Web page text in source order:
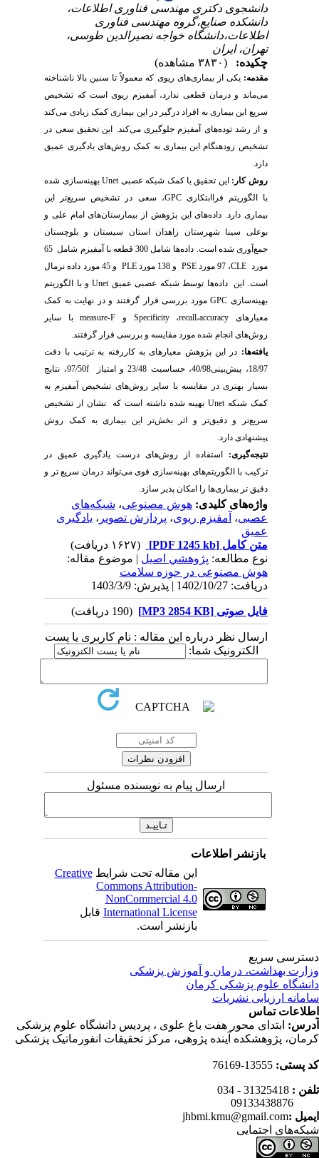
دانشجوی دکتری مهندسی فناوری اطلاعات،
دانشکده صنایع،گروه مهندسی فناوری
اطلاعات،دانشگاه خواجه نصیرالدین طوسی،
تهران، ایران
چکیده:
مقدمه:یکی از بیماری‌های ریوی که معمولاً تا سنین بالا ناشناخته
می‌ماند و درمان قطعی ندارد، آمفیزم ریوی است که تشخیص
سریع این بیماری به افراد درگیر در این بیماری کمک زیادی می‌کند
و از رشد توده‌های آمفیزم جلوگیری می‌کند. این تحقیق سعی در
تشخیص زودهنگام این بیماری به کمک روش‌های یادگیری عمیق
دارد.
روش کار: این تحقیق با کمک شبکه عصبیUnet بهینه‌سازی شده
با الگوریتم فراابتکاریGPC، سعی در تشخیص سریع تر این
بیماری دارد. داده‌های این پژوهش از بیمارستان‌های امام علی و
بوعلی سینا شهرستان زاهدان استان سیستان و بلوچستان
جمع‌آوری شده است. داده‌ها شامل 300 قطعه با آمفیزم شامل 65
مورد CLE، 97 مورد PSE و 138 مورد PLE
و 45 مورد داده نرمال
است. این داده‌ها توسط شبکه عصبی عمیقUnetو با الگوریتم
بهینه‌سازیGPCمورد بررسی قرار گرفتند و در نهایت به کمک
معیارهایaccuracy،recall، Specificity و -
measure
با سایر
روش‌های انجام شده مورد مقایسه و بررسی قرار گرفتند.
یافته‌ها: در این پژوهش معیارهای به کاررفته به ترتیب با دقت
18/97، پیش‌بینی40/98، حساسیت 23/48 و امتیاز
f
97/50‌، نتایج
بسیار بهتری در مقایسه با سایر روش‌های تشخیص آمفیزم به
کمک شبکهUnet بهینه شده داشته است که نشان از تشخیص
سریع تر و دقیقتر و اثر بخش‌تر این بیماری به کمک روش
پیشنهادی دارد.
نتیجه‌گیری: استفاده از روش‌های درست یادگیری عمیق در
ترکیب با الگوریتم‌های بهینه‌سازی قوی می‌تواند درمان سریع تر و
دقیق تر بیماری‌ها را امکان پذیر سازد.
واژه‌های کلیدی:هوش مصنوعی،شبکه‌های
عصبی،آمفیزم ریوی،پردازش تصویر، یادگیری
عمیق
متن کامل[PDF 1245 kb]
نوع مطالعه:پژوهشي اصیل| موضوع مقاله:
هوش مصنوعی در حوزه سلامت
دریافت: 1402/10/27 | پذیرش: 1403/3/9
فایل صوتی [MP3 2854 KB] (190 دریافت)
ارسال نظر درباره این مقاله : نام کاربری یا پست
الکترونیک شما:
ارسال پیام به نویسنده مسئول
بازنشر اطلاعات
این مقاله تحت شرایطCreative
Commons Attribution-
NonCommercial 4.0
International Licenseقابل
بازنشر است.
سریع
بهداشت، درمان و آموزش پزشکی
علوم پزشکی کرمان
ارزیابی نشریات
تماس
ابتدای محور هفت باغ علوی ، پردیس دانشگاه علوم پزشکی
پژوهشکده آینده پژوهی، مرکز تحقیقات انفورماتیک پزشکی
پستی: 13555-76169
:
31325418 - 034
:
jhbmi.kmu@gmail.com
اجتمایی